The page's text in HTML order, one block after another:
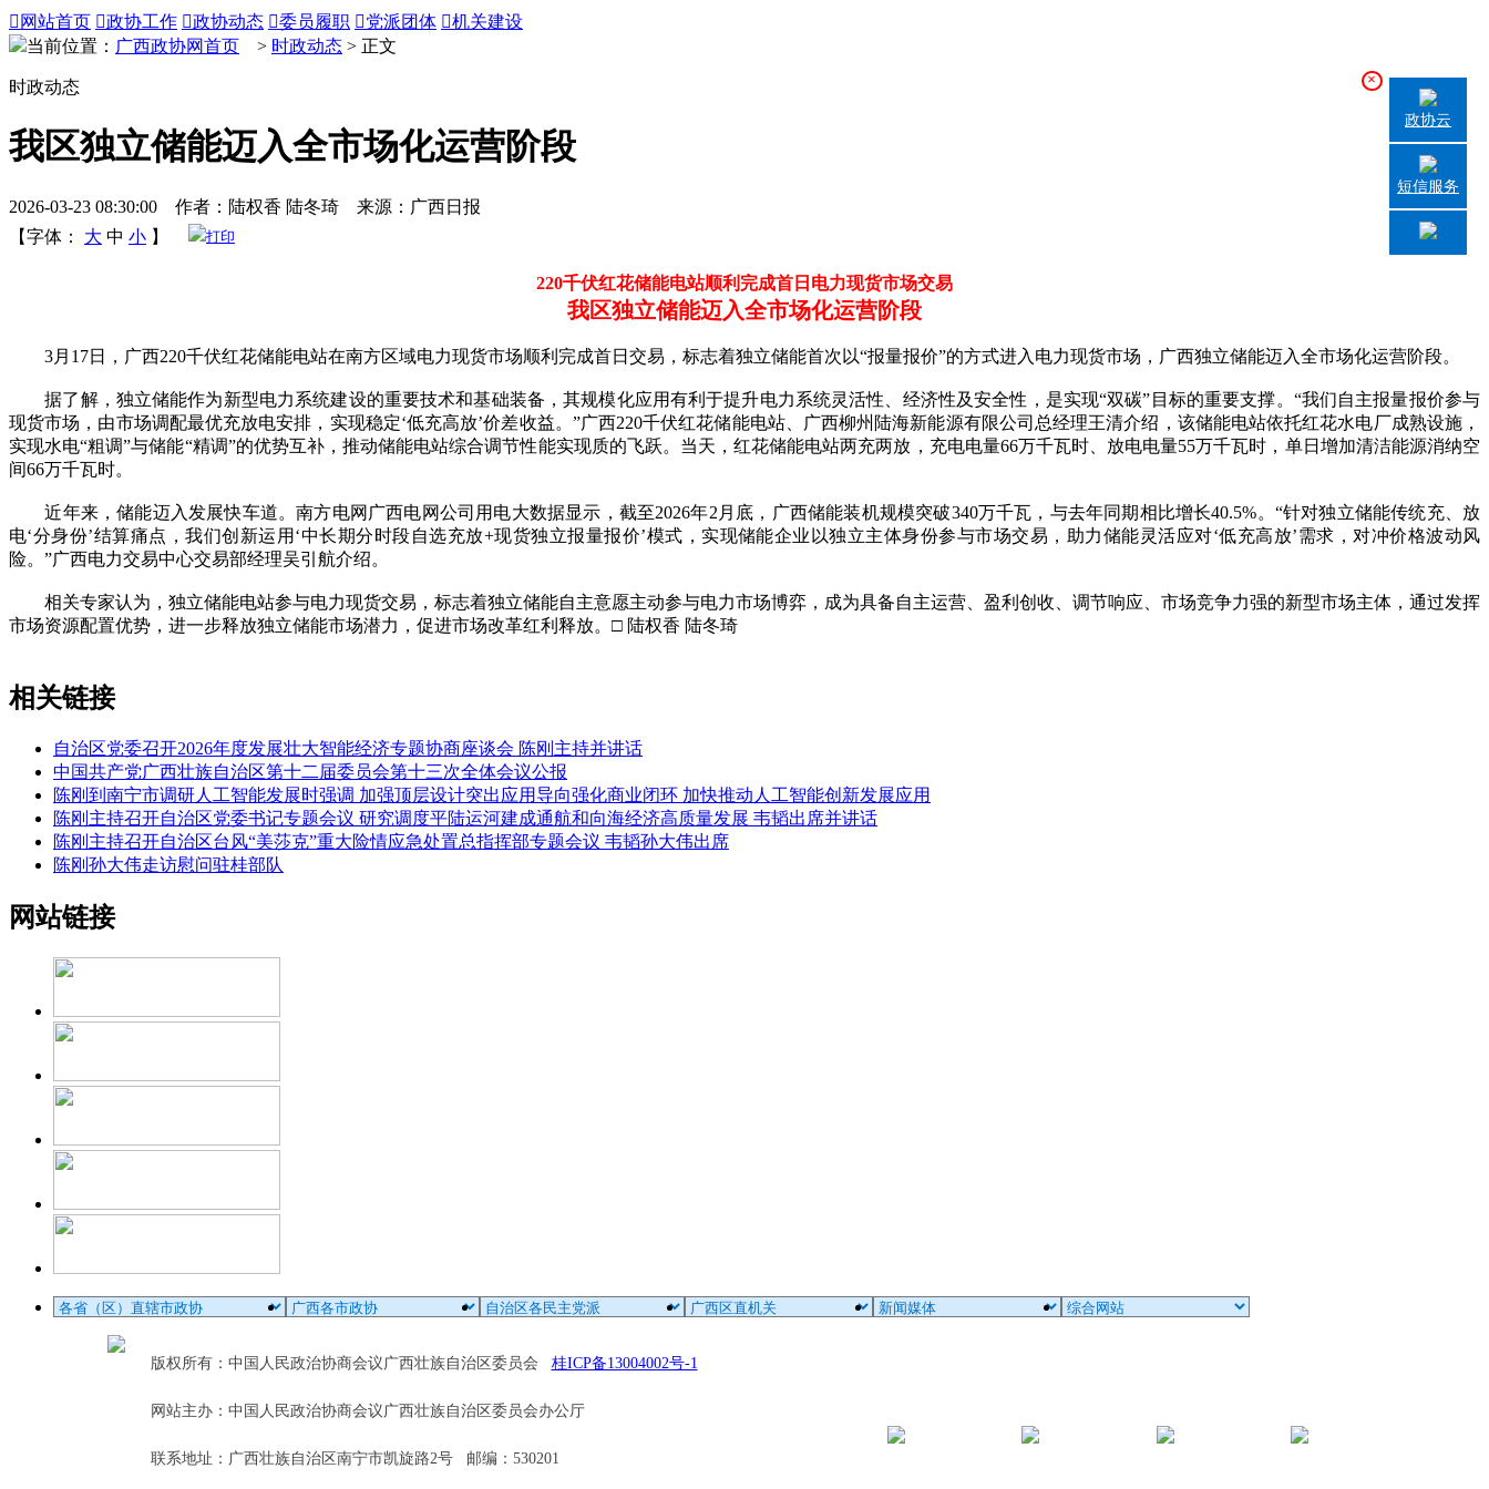
 网站首页 政协工作 政协动态 委员履职 党派团体 机关建设
当前位置： 广西政协网首页 > 时政动态 > 正文
时政动态
我区独立储能迈入全市场化运营阶段
2026-03-23 08:30:00 作者：陆权香 陆冬琦 来源：广西日报
【字体：
大 中 小 】 打印
220千伏红花储能电站顺利完成首日电力现货市场交易
我区独立储能迈入全市场化运营阶段
3月17日，广西220千伏红花储能电站在南方区域电力现货市场顺利完成首日交易，标志着独立储能首次以“报量报价”的方式进入电力现货市场，广西独立储能迈入全市场化运营阶段。
据了解，独立储能作为新型电力系统建设的重要技术和基础装备，其规模化应用有利于提升电力系统灵活性、经济性及安全性，是实现“双碳”目标的重要支撑。“我们自主报量报价参与
现货市场，由市场调配最优充放电安排，实现稳定‘低充高放’价差收益。”广西220千伏红花储能电站、广西柳州陆海新能源有限公司总经理王清介绍，该储能电站依托红花水电厂成熟设施，
实现水电“粗调”与储能“精调”的优势互补，推动储能电站综合调节性能实现质的飞跃。当天，红花储能电站两充两放，充电电量66万千瓦时、放电电量55万千瓦时，单日增加清洁能源消纳空
间66万千瓦时。
近年来，储能迈入发展快车道。南方电网广西电网公司用电大数据显示，截至2026年2月底，广西储能装机规模突破340万千瓦，与去年同期相比增长40.5%。“针对独立储能传统充、放
电‘分身份’结算痛点，我们创新运用‘中长期分时段自选充放+现货独立报量报价’模式，实现储能企业以独立主体身份参与市场交易，助力储能灵活应对‘低充高放’需求，对冲价格波动风
险。”广西电力交易中心交易部经理吴引航介绍。
相关专家认为，独立储能电站参与电力现货交易，标志着独立储能自主意愿主动参与电力市场博弈，成为具备自主运营、盈利创收、调节响应、市场竞争力强的新型市场主体，通过发挥
市场资源配置优势，进一步释放独立储能市场潜力，促进市场改革红利释放。□ 陆权香 陆冬琦
相关链接
自治区党委召开2026年度发展壮大智能经济专题协商座谈会 陈刚主持并讲话
中国共产党广西壮族自治区第十二届委员会第十三次全体会议公报
陈刚到南宁市调研人工智能发展时强调 加强顶层设计突出应用导向强化商业闭环 加快推动人工智能创新发展应用
陈刚主持召开自治区党委书记专题会议 研究调度平陆运河建成通航和向海经济高质量发展 韦韬出席并讲话
陈刚主持召开自治区台风“美莎克”重大险情应急处置总指挥部专题会议 韦韬孙大伟出席
陈刚孙大伟走访慰问驻桂部队
网站链接
版权所有：中国人民政治协商会议广西壮族自治区委员会 桂ICP备13004002号-1
网站主办：中国人民政治协商会议广西壮族自治区委员会办公厅
联系地址：广西壮族自治区南宁市凯旋路2号 邮编：530201
×
政协云
短信服务